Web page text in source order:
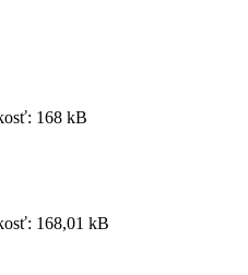
168 kB
168,01 kB